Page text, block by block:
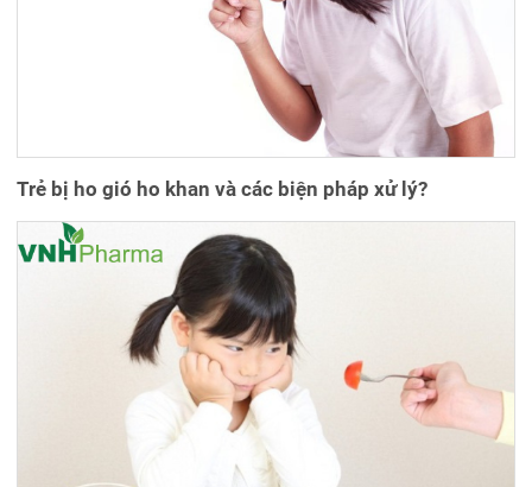
Trẻ bị ho gió ho khan và các biện pháp xử lý?